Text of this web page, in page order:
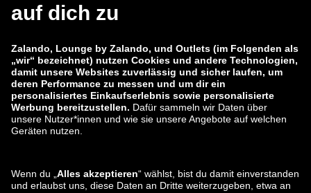
zalando-lounge.co.uk
zalando-prive.es zalando-lounge.cz
zalando-lounge.lt zalando-lounge.sk
zalando-lounge.ro zalando-lounge.hr
zalando-lounge.lu zalando-lounge.ee